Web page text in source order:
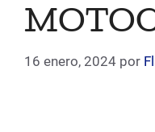
16 enero, 2024 por